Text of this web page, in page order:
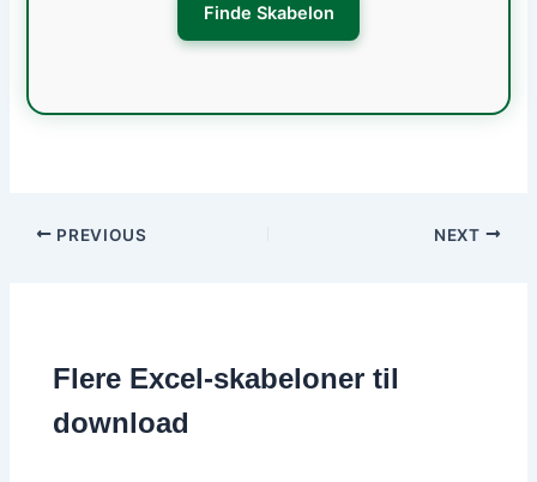
Finde Skabelon
PREVIOUS NEXT
Flere Excel-skabeloner til
download